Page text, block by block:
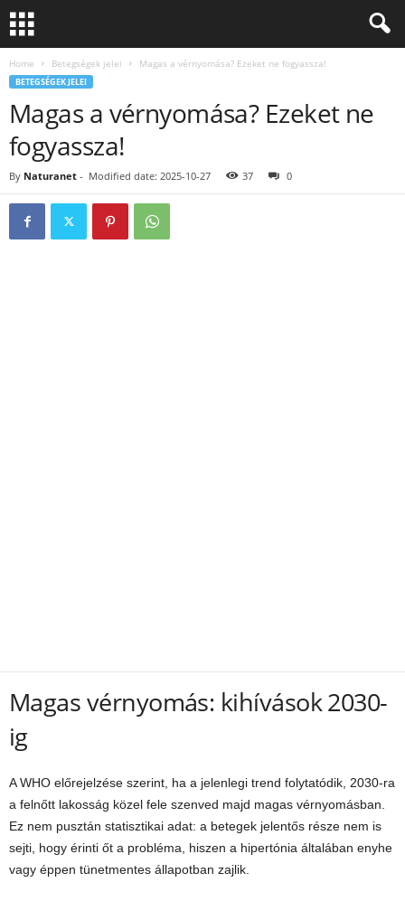
Home Betegségek jelei Magas a vérnyomása? Ezeket ne fogyassza!
BETEGSÉGEK JELEI
Magas a vérnyomása? Ezeket ne
fogyassza!
By Naturanet - Modified date: 2025-10-27 37 0
Magas vérnyomás: kihívások 2030-
ig
A WHO előrejelzése szerint, ha a jelenlegi trend folytatódik, 2030-ra
a felnőtt lakosság közel fele szenved majd magas vérnyomásban.
Ez nem pusztán statisztikai adat: a betegek jelentős része nem is
sejti, hogy érinti őt a probléma, hiszen a hipertónia általában enyhe
vagy éppen tünetmentes állapotban zajlik.